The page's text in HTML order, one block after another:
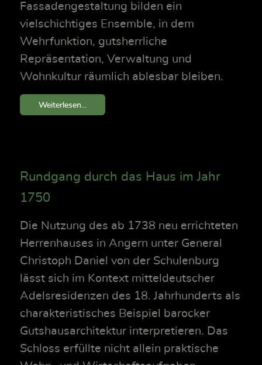
Fassadengestaltung bilden ein
vielschichtiges Ensemble, in dem
Wehrfunktion, gutsherrliche
Repräsentation, Verwaltung und
Wohnkultur räumlich ablesbar bleiben.
Weiterlesen...
Rundgang durch das Haus im Jahr
1750
Die Nutzung des ab 1738 neu errichteten
Herrenhauses in Angern unter General
Christoph Daniel von der Schulenburg
lässt sich im Kontext mitteldeutscher
Adelsresidenzen des 18. Jahrhunderts als
charakteristisches Beispiel barocker
Gutshausarchitektur interpretieren. Das
Schloss erfüllte nicht allein praktische